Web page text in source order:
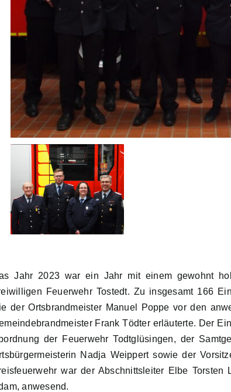
Jahr 2023 war ein Jahr mit einem gewohnt
Feuerwehr Tostedt. Zu insgesamt 166
der Ortsbrandmeister Manuel Poppe vor den
Frank Tödter erläuterte. Der
der Feuerwehr Todtglüsingen, der
Nadja Weippert sowie der
war der Abschnittsleiter Elbe
anwesend.